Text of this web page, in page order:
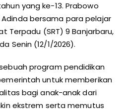
yang ke-13. Prabowo
bersama para pelajar
Terpadu (SRT) 9 Banjarbaru,
Senin (12/1/2026).
program pendidikan
untuk memberikan
bagi anak-anak dari
ekstrem serta memutus